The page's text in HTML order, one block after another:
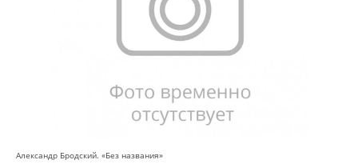
Александр Бродский. «Без названия»